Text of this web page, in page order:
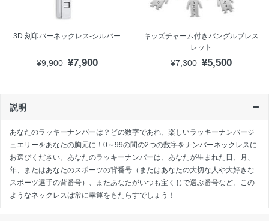
3D 刻印バーネックレス-シルバー
¥9,900 ¥7,900
キッズチャーム付きバングルブレス
レット
¥7,300 ¥5,500
説明
あなたのラッキーナンバーは？どの数字であれ、楽しいラッキーナンバージ
ュエリーをあなたの胸元に！0～99の間の2つの数字をナンバーネックレスに
お選びください。あなたのラッキーナンバーは、あなたが生まれた日、月、
年、またはあなたのスポーツの背番号（またはあなたの大切な人や大好きな
スポーツ選手の背番号）、またあなたがいつも宝くじで選ぶ番号など。この
ようなネックレスは常に幸運をもたらすでしょう！